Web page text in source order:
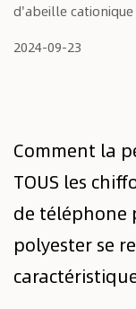
d'abeille cationique
2024-09-23
Comment la
TOUS les
de téléphone
polyester se